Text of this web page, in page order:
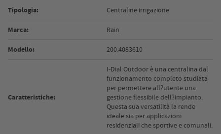
Tipologia: Centraline irrigazione
Marca: Rain
Modello: 200.4083610
Caratteristiche:
I-Dial Outdoor è una centralina dal
funzionamento completo studiata
per permettere all?utente una
gestione flessibile dell?impianto.
Questa sua versatilità la rende
ideale sia per applicazioni
residenziali che sportive e comunali.